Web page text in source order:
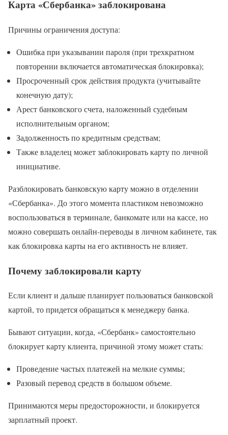
Карта «Сбербанка» заблокирована
Причины ограничения доступа:
Ошибка при указывании пароля (при трехкратном
повторении включается автоматическая блокировка);
Просроченный срок действия продукта (учитывайте
конечную дату);
Арест банковского счета, наложенный судебным
исполнительным органом;
Задолженность по кредитным средствам;
Также владелец может заблокировать карту по личной
инициативе.
Разблокировать банковскую карту можно в отделении
«Сбербанка». До этого момента пластиком невозможно
воспользоваться в терминале, банкомате или на кассе, но
можно совершать онлайн-переводы в личном кабинете, так
как блокировка карты на его активность не влияет.
Почему заблокировали карту
Если клиент и дальше планирует пользоваться банковской
картой, то придется обращаться к менеджеру банка.
Бывают ситуации, когда, «Сбербанк» самостоятельно
блокирует карту клиента, причиной этому может стать:
Проведение частых платежей на мелкие суммы;
Разовый перевод средств в большом объеме.
Принимаются меры предосторожности, и блокируется
зарплатный проект.